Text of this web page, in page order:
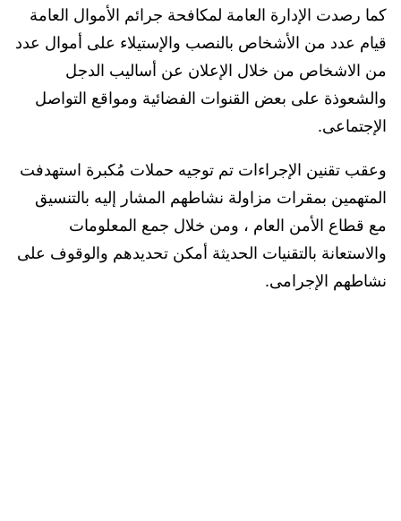
كما رصدت الإدارة العامة لمكافحة جرائم الأموال العامة
قيام عدد من الأشخاص بالنصب والإستيلاء على أموال عدد
من الاشخاص من خلال الإعلان عن أساليب الدجل
والشعوذة على بعض القنوات الفضائية ومواقع التواصل
الإجتماعى.
وعقب تقنين الإجراءات تم توجيه حملات مُكبرة استهدفت
المتهمين بمقرات مزاولة نشاطهم المشار إليه بالتنسيق
مع قطاع الأمن العام ، ومن خلال جمع المعلومات
والاستعانة بالتقنيات الحديثة أمكن تحديدهم والوقوف على
نشاطهم الإجرامى.